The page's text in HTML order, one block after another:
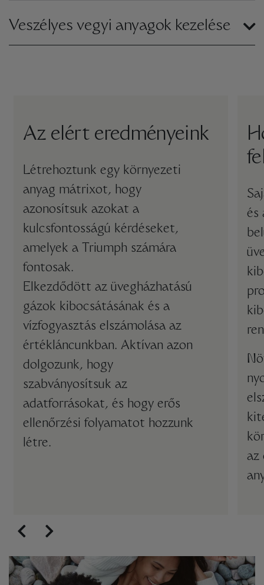
Veszélyes vegyi anyagok kezelése
Az elért eredményeink
Létrehoztunk egy környezeti
anyag mátrixot, hogy
azonosítsuk azokat a
kulcsfontosságú kérdéseket,
amelyek a Triumph számára
fontosak.
Elkezdődött az üvegházhatású
gázok kibocsátásának és a
vízfogyasztás elszámolása az
értékláncunkban. Aktívan azon
dolgozunk, hogy
szabványosítsuk az
adatforrásokat, és hogy erős
ellenőrzési folyamatot hozzunk
létre.
és
az